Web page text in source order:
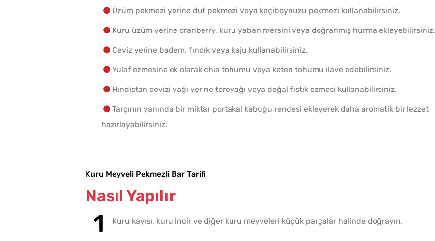
Üzüm pekmezi yerine dut pekmezi veya keçiboynuzu pekmezi kullanabilirsiniz.
Kuru üzüm yerine cranberry, kuru yaban mersini veya doğranmış hurma ekleyebilirsiniz.
Ceviz yerine badem, fındık veya kaju kullanabilirsiniz.
Yulaf ezmesine ek olarak chia tohumu veya keten tohumu ilave edebilirsiniz.
Hindistan cevizi yağı yerine tereyağı veya doğal fıstık ezmesi kullanabilirsiniz.
Tarçının yanında bir miktar portakal kabuğu rendesi ekleyerek daha aromatik bir lezzet
hazırlayabilirsiniz.
Kuru Meyveli Pekmezli Bar Tarifi
Nasıl Yapılır
Kuru kayısı, kuru incir ve diğer kuru meyveleri küçük parçalar halinde doğrayın.